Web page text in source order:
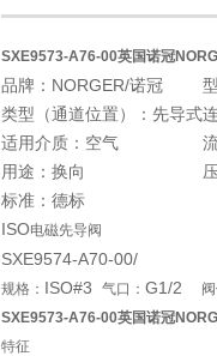
SXE9573-A76-00英国诺冠
品牌：NORGER/诺冠
类型（通道位置）：先导式
适用介质：空气
用途：换向
标准：德标
ISO电磁先导阀
SXE9574-A70-00/
规格： ISO#3 气口： G1/2
SXE9573-A76-00英国诺冠
特征